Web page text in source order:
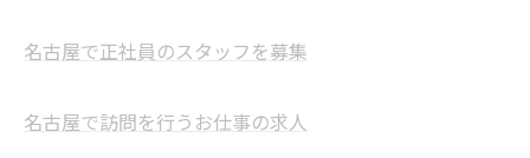
名古屋で正社員のスタッフを募集
名古屋で訪問を行うお仕事の求人